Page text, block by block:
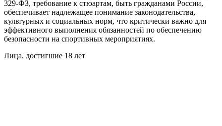
329-ФЗ, требование к стюартам, быть гражданами России,
обеспечивает надлежащее понимание законодательства,
культурных и социальных норм, что критически важно для
эффективного выполнения обязанностей по обеспечению
безопасности на спортивных мероприятиях.
Лица, достигшие 18 лет